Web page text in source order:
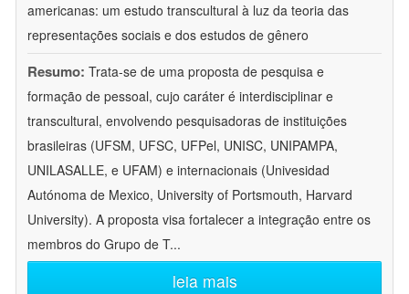
americanas: um estudo transcultural à luz da teoria das
representações sociais e dos estudos de gênero
Resumo: Trata-se de uma proposta de pesquisa e
formação de pessoal, cujo caráter é interdisciplinar e
transcultural, envolvendo pesquisadoras de instituições
brasileiras (UFSM, UFSC, UFPel, UNISC, UNIPAMPA,
UNILASALLE, e UFAM) e internacionais (Univesidad
Autónoma de Mexico, University of Portsmouth, Harvard
University). A proposta visa fortalecer a integração entre os
membros do Grupo de T...
leia mais